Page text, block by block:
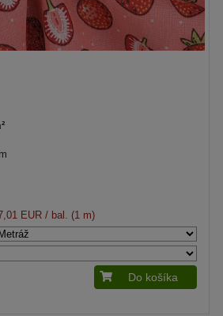
EUR/ bal. (1 m)
Do košíka